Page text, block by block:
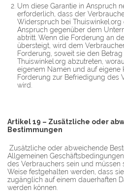
Um diese Garantie in Anspruch
erforderlich, dass der
Widerspruch bei Thuiswinkel.org
Anspruch gegenüber dem
abtritt. Wenn die Forderung an
übersteigt, wird dem
Forderung, soweit sie den
Thuiswinkel.org abzutreten,
eigenem Namen und auf eigene
Forderung zur Befriedigung des
wird.
Artikel 19 – Zusätzliche oder
Bestimmungen
Zusätzliche oder abweichende
Allgemeinen
des Verbrauchers sein und müssen
Weise festgehalten werden, dass
zugänglich auf einem dauerhaften
werden können.